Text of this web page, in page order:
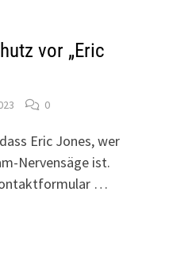
vor „Eric
0
Eric Jones, wer
Nervensäge ist.
…